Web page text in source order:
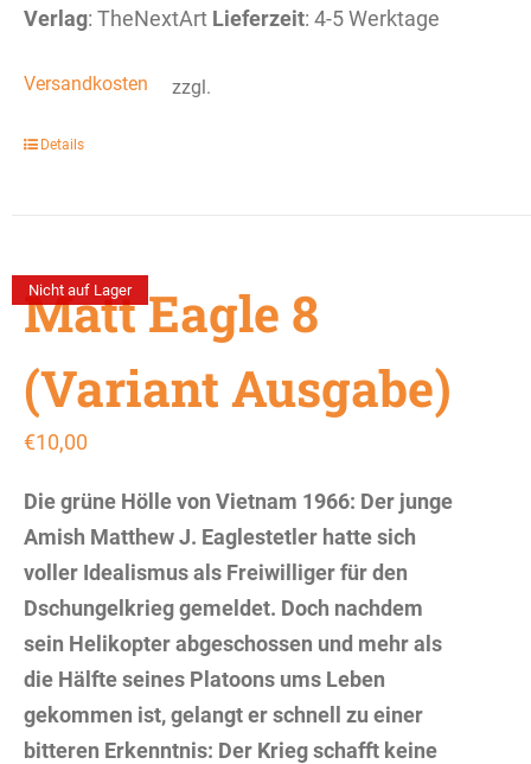
Verlag: TheNextArt Lieferzeit: 4-5 Werktage
zzgl.
Versandkosten
Details
Nicht auf Lager
Matt Eagle 8
(Variant Ausgabe)
€10,00
Die grüne Hölle von Vietnam 1966: Der junge
Amish Matthew J. Eaglestetler hatte sich
voller Idealismus als Freiwilliger für den
Dschungelkrieg gemeldet. Doch nachdem
sein Helikopter abgeschossen und mehr als
die Hälfte seines Platoons ums Leben
gekommen ist, gelangt er schnell zu einer
bitteren Erkenntnis: Der Krieg schafft keine